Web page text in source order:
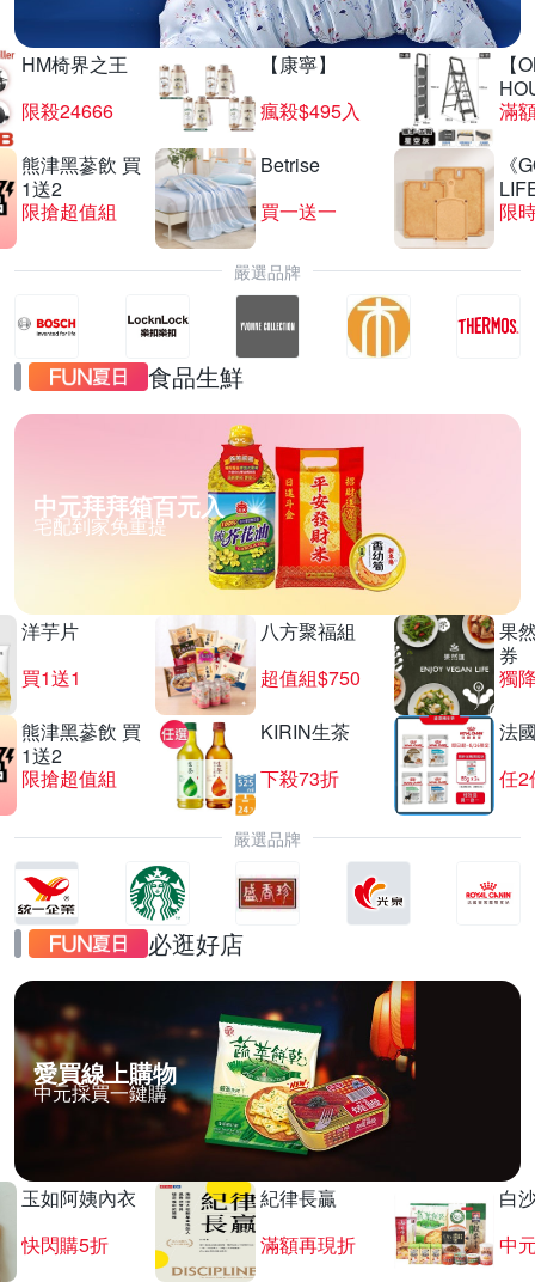
HM椅界之王
限殺24666
【康寧】
瘋殺$495入
【
滿
熊津黑蔘飲 買
1送2
限搶超值組
Betrise
買一送一
《
限
嚴選品牌
食品生鮮
中元拜拜箱百元入
宅配到家免重提
洋芋片
買1送1
八方聚福組
超值組$750
果
券
獨
熊津黑蔘飲 買
1送2
限搶超值組
KIRIN生茶
下殺73折
法
任2
嚴選品牌
必逛好店
愛買線上購物
中元採買一鍵購
玉如阿姨內衣
快閃購5折
紀律長贏
滿額再現折
白
中